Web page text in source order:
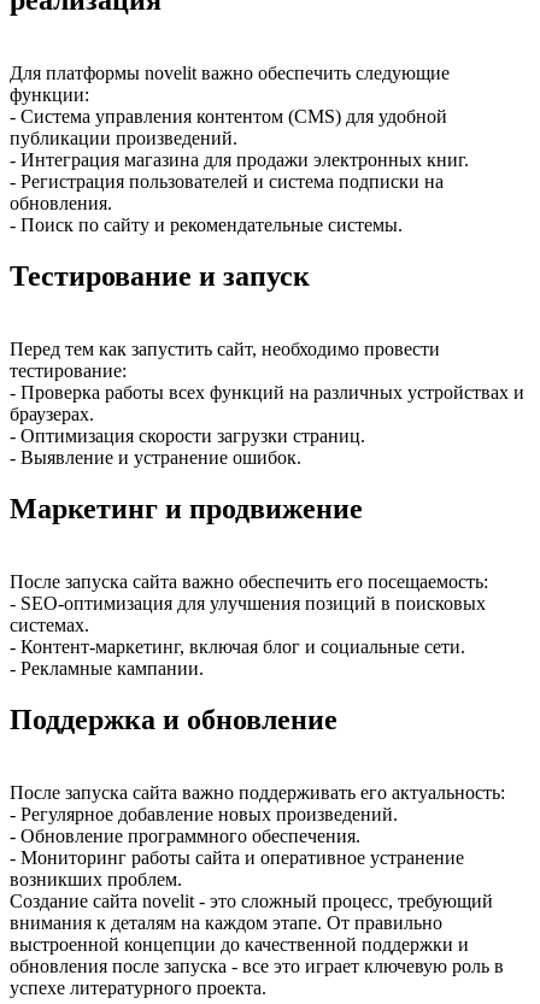
Для платформы novelit важно обеспечить следующие
функции:
- Система управления контентом (CMS) для удобной
публикации произведений.
- Интеграция магазина для продажи электронных книг.
- Регистрация пользователей и система подписки на
обновления.
- Поиск по сайту и рекомендательные системы.
Тестирование и запуск
Перед тем как запустить сайт, необходимо провести
тестирование:
- Проверка работы всех функций на различных устройствах и
браузерах.
- Оптимизация скорости загрузки страниц.
- Выявление и устранение ошибок.
Маркетинг и продвижение
После запуска сайта важно обеспечить его посещаемость:
- SEO-оптимизация для улучшения позиций в поисковых
системах.
- Контент-маркетинг, включая блог и социальные сети.
- Рекламные кампании.
Поддержка и обновление
После запуска сайта важно поддерживать его актуальность:
- Регулярное добавление новых произведений.
- Обновление программного обеспечения.
- Мониторинг работы сайта и оперативное устранение
возникших проблем.
Создание сайта novelit - это сложный процесс, требующий
внимания к деталям на каждом этапе. От правильно
выстроенной концепции до качественной поддержки и
обновления после запуска - все это играет ключевую роль в
успехе литературного проекта.